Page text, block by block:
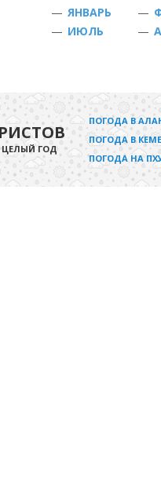
— ЯНВАРЬ —
— ИЮЛЬ —
ГОД
ПОГОДА В
ПОГОДА В
ПОГОДА НА